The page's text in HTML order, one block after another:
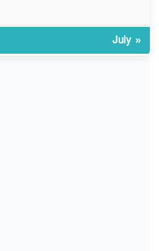
দেখে বিএসএফের রাবার বুলেট,
July »